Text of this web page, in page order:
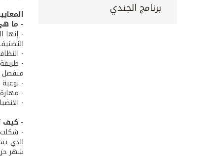
برنامج الجندي
- ما
-
-
منفصل
-
-
-
- كيف
- شكلت
الذي
شهر